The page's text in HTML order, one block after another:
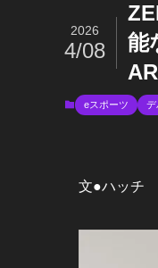
能
2026
4/08
eスポーツ デ
文●ハッチ